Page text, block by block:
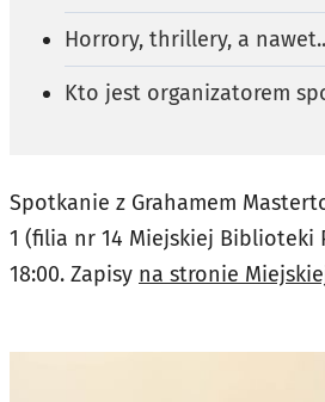
Horrory, thrillery, a
Kto jest organizatorem
Spotkanie z Grahamem
1 (filia nr 14 Miejskiej Biblioteki
18:00. Zapisy na stronie